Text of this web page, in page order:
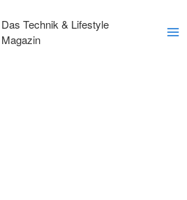
Das Technik & Lifestyle
Magazin